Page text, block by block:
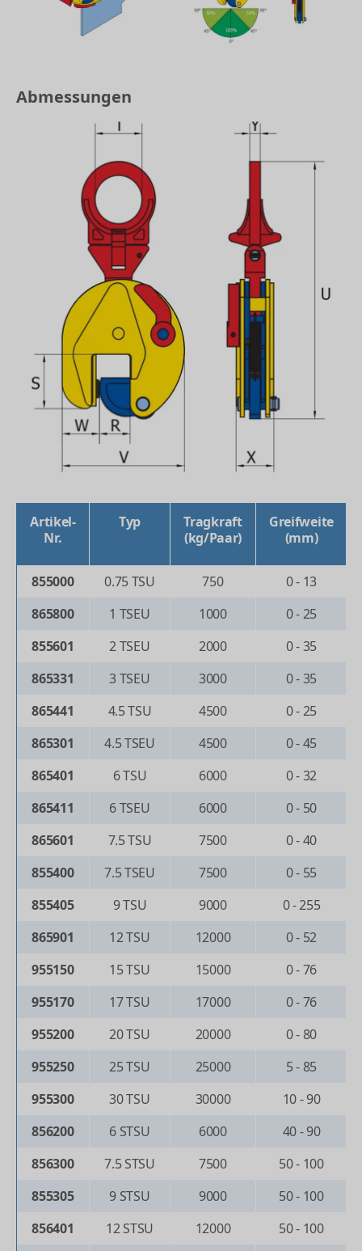
Abmessungen
Artikel-
Nr.
Typ
Tragkraft
(kg/Paar)
Greifweite
(mm)
855000 0.75 TSU 750
0 - 13
865800
1 TSEU 1000
0 - 25
855601
2 TSEU 2000
0 - 35
865331
3 TSEU 3000
0 - 35
865441
4.5 TSU 4500
0 - 25
865301
4.5 TSEU 4500
0 - 45
865401
6 TSU 6000
0 - 32
865411
6 TSEU 6000
0 - 50
865601
7.5 TSU 7500
0 - 40
855400
7.5 TSEU 7500
0 - 55
855405
9 TSU 9000
0 - 255
865901
12 TSU 12000
0 - 52
955150
15 TSU 15000
0 - 76
955170
17 TSU 17000
0 - 76
955200
20 TSU 20000
0 - 80
955250
25 TSU 25000
5 - 85
955300
30 TSU 30000
10 - 90
856200
6 STSU 6000
40 - 90
856300
7.5 STSU 7500
50 - 100
855305
9 STSU 9000
50 - 100
856401
12 STSU 12000
50 - 100